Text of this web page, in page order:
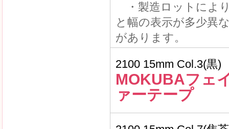
・製造ロットによ
と幅の表示が多少異
があります。
2100 15mm Col.3(黒)
MOKUBAフェ
ァーテープ